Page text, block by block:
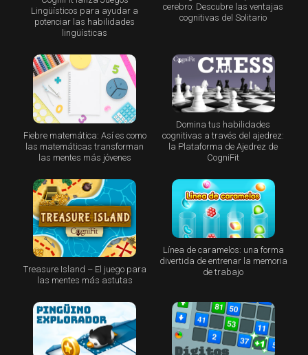
Lingüísticos para ayudar a
potenciar las habilidades
lingüísticas
cerebro: Descubre las ventajas
cognitivas del Solitario
Fiebre matemática: Así es como
las matemáticas transforman
las mentes más jóvenes
Domina tus habilidades
cognitivas a través del ajedrez:
la Plataforma de Ajedrez de
CogniFit
Treasure Island – El juego para
las mentes más astutas
Línea de caramelos: una forma
divertida de entrenar la memoria
de trabajo